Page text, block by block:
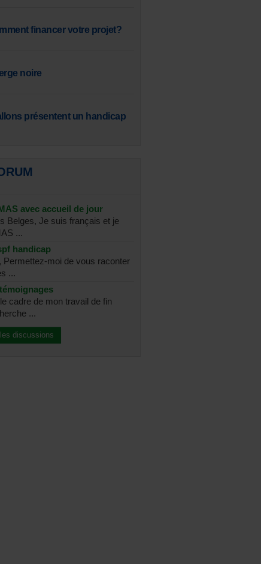
financer votre projet?
noire
présentent un handicap
avec accueil de jour
Belges, Je suis français et je
...
handicap
Permettez-moi de vous raconter
...
cadre de mon travail de fin
...
discussions